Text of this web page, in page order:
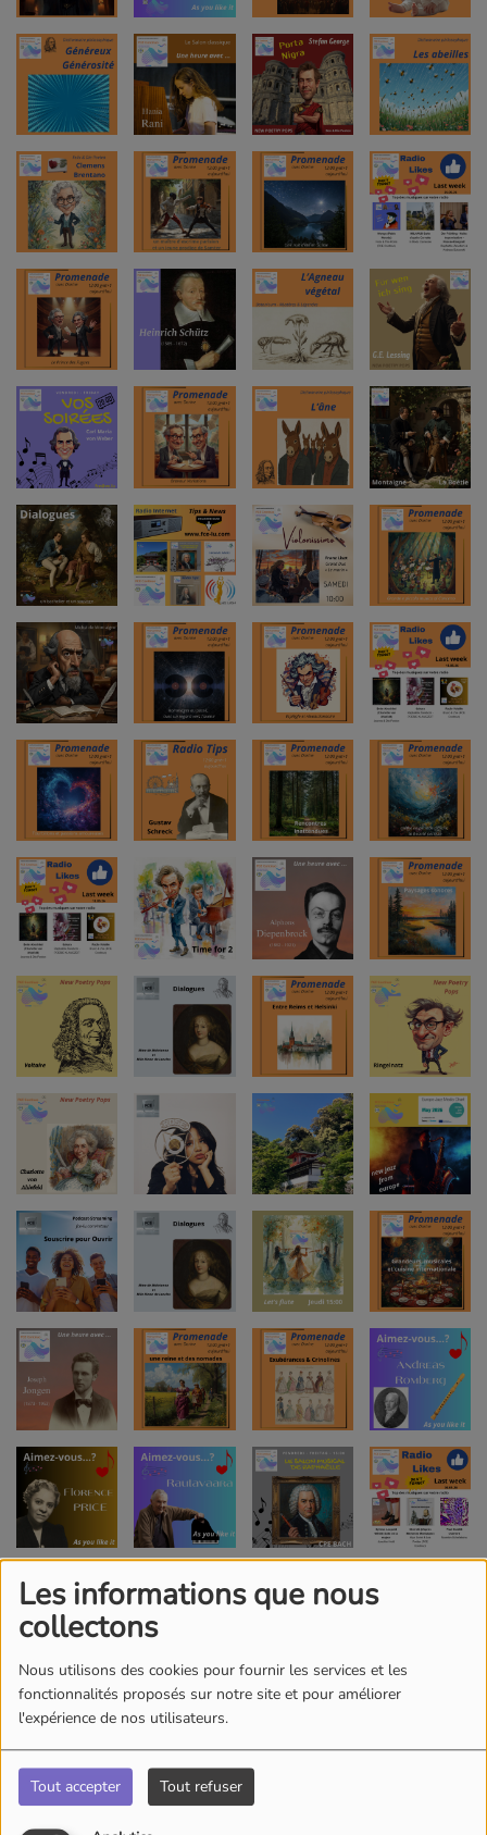
Les informations que nous
collectons
Nous utilisons des cookies pour fournir les services et les
fonctionnalités proposés sur notre site et pour améliorer
l'expérience de nos utilisateurs.
Tout accepter Tout refuser